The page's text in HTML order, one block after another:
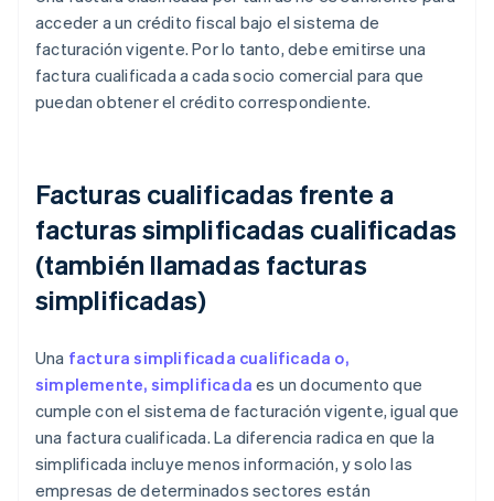
acceder a un crédito fiscal bajo el sistema de
facturación vigente. Por lo tanto, debe emitirse una
factura cualificada a cada socio comercial para que
puedan obtener el crédito correspondiente.
Facturas cualificadas frente a
facturas simplificadas cualificadas
(también llamadas facturas
simplificadas)
Una factura simplificada cualificada o,
simplemente, simplificada es un documento que
cumple con el sistema de facturación vigente, igual que
una factura cualificada. La diferencia radica en que la
simplificada incluye menos información, y solo las
empresas de determinados sectores están